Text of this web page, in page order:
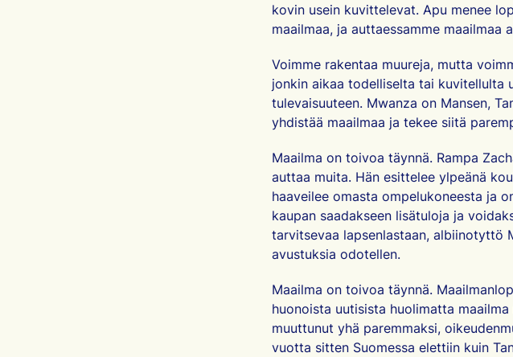
kovin usein kuvittelevat. Apu menee
maailmaa, ja auttaessamme maailmaa
Voimme rakentaa muureja, mutta
jonkin aikaa todelliselta tai kuvitellulta
tulevaisuuteen. Mwanza on Mansen,
yhdistää maailmaa ja tekee siitä
Maailma on toivoa täynnä. Rampa
auttaa muita. Hän esittelee ylpeänä
haaveilee omasta ompelukoneesta ja
kaupan saadakseen lisätuloja ja
tarvitsevaa lapsenlastaan, albiinotyttö
avustuksia odotellen.
Maailma on toivoa täynnä.
huonoista uutisista huolimatta
muuttunut yhä paremmaksi,
vuotta sitten Suomessa elettiin kuin